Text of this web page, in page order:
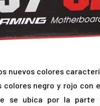
nuevos colores
colores negro y rojo
se ubica por la